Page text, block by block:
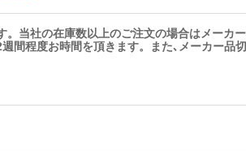
。当社の在庫数以上のご注文の場合はメーカ
間程度お時間を頂きます。また､メーカー